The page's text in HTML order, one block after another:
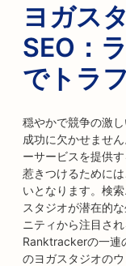
ヨガス
SEO：
でトラ
穏やかで競争の激
成功に欠かせませ
ーサービスを提供
惹きつけるために
いとなります。検
スタジオが潜在的
ニティから注目さ
Ranktrackerの一連
のヨガスタジオの